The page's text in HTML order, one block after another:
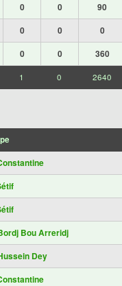
0 0 90
0 0 0
0 0 360
1 0 2640
Bou Arreridj
Dey